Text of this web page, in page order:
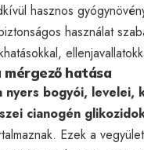
hasznos
használat
mérgező hatása
nyers bogyói, levelei,
cianogén
Ezek a